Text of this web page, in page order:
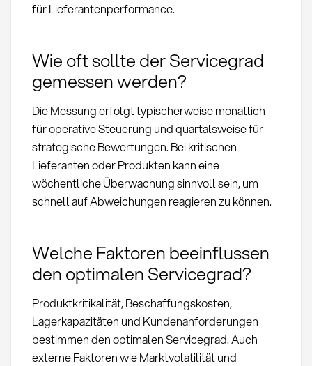
für Lieferantenperformance.
Wie oft sollte der Servicegrad
gemessen werden?
Die Messung erfolgt typischerweise monatlich
für operative Steuerung und quartalsweise für
strategische Bewertungen. Bei kritischen
Lieferanten oder Produkten kann eine
wöchentliche Überwachung sinnvoll sein, um
schnell auf Abweichungen reagieren zu können.
Welche Faktoren beeinflussen
den optimalen Servicegrad?
Produktkritikalität, Beschaffungskosten,
Lagerkapazitäten und Kundenanforderungen
bestimmen den optimalen Servicegrad. Auch
externe Faktoren wie Marktvolatilität und